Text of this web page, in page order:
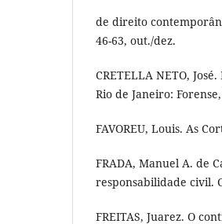
de direito
46-63, out./dez.
CRETELLA NETO,
Rio de Janeiro:
FAVOREU, Louis. As
FRADA, Manuel A. de
responsabilidade civil.
FREITAS, Juarez. O